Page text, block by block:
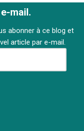
mail.
abonner à ce blog et
article par e-mail.